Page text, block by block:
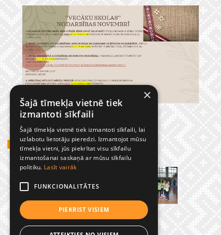
GADĪJUMBILDES
×
Šajā tīmekļa vietnē tiek
izmantoti sīkfaili
Šajā tīmekļa vietnē tiek izmantoti sīkfaili, lai
uzlabotu lietotāju pieredzi. Izmantojot mūsu
tīmekļa vietni, jūs piekrītat visu sīkfailu
izmantošanai saskaņā ar mūsu sīkfailu
politiku. Lasīt vairāk
FUNKCIONALITĀTES
PIEKRIST VISIEM